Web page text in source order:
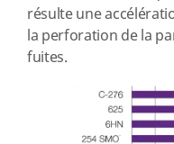
résulte une
la perforation de la
fuites.